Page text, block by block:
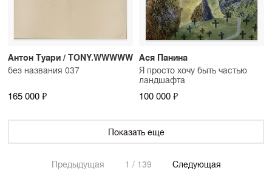
Антон Туари / TONY.WWWWW
без названия 037
165 000 ₽
Ася Панина
Я просто хочу быть частью
ландшафта
100 000 ₽
Показать еще
Предыдущая 1 / 139 Следующая